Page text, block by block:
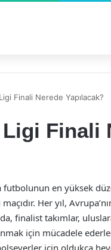
Finali Nerede Yapılacak?
Finali
en yüksek
Her yıl,
finalist takımlar,
için mücadele
için oldukça